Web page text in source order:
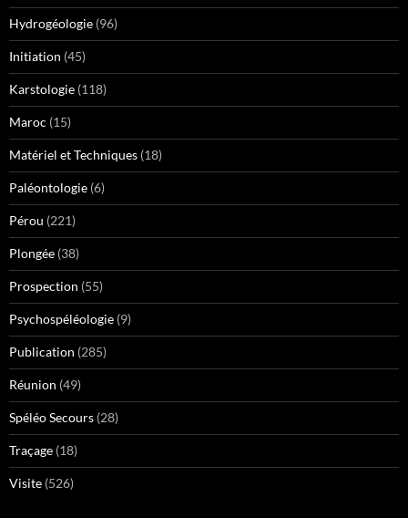
Hydrogéologie (96)
Initiation (45)
Karstologie (118)
Maroc (15)
Matériel et Techniques (18)
Paléontologie (6)
Pérou (221)
Plongée (38)
Prospection (55)
Psychospéléologie (9)
Publication (285)
Réunion (49)
Spéléo Secours (28)
Traçage (18)
Visite (526)